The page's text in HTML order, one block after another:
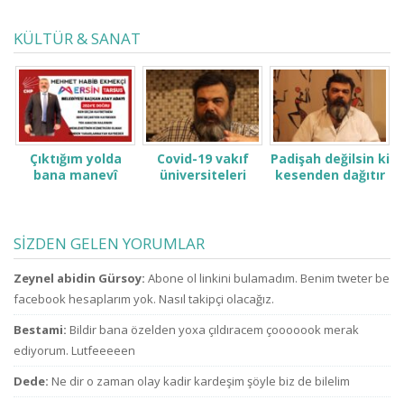
KÜLTÜR & SANAT
Çıktığım yolda
bana manevî
Covid-19 vakıf
üniversiteleri
ne zammı? indirim
bekliyoruz!
Padişah değilsin ki
kesenden dağıtır
gibi
konuşuyorsun.
SİZDEN GELEN YORUMLAR
Zeynel abidin Gürsoy: Abone ol linkini bulamadım. Benim tweter be
facebook hesaplarım yok. Nasıl takipçi olacağız.
Bestami: Bildir bana özelden yoxa çıldıracem çooooook merak
ediyorum. Lutfeeeeen
Dede: Ne dir o zaman olay kadir kardeşim şöyle biz de bilelim